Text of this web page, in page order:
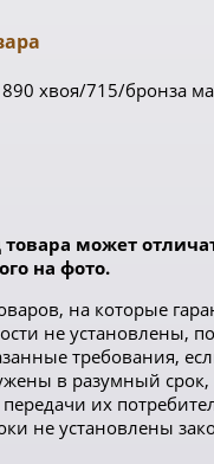
хвоя/715/бронза
может
на фото.
на которые
не установлены,
требования,
в разумный срок,
передачи их
не установлены